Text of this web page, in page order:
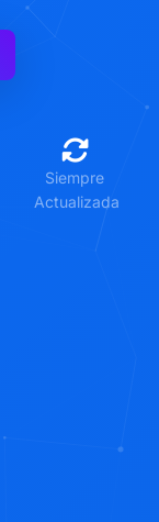
Siempre
Actualizada